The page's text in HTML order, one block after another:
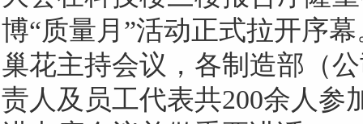
博“质量月”活动正式拉开序
巢花主持会议，各制造部（
责人及员工代表共200余人参